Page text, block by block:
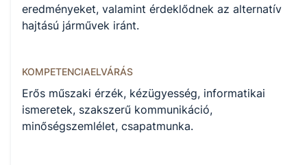
eredményeket, valamint érdeklődnek az alternatív
hajtású járművek iránt.
KOMPETENCIAELVÁRÁS
Erős műszaki érzék, kézügyesség, informatikai
ismeretek, szakszerű kommunikáció,
minőségszemlélet, csapatmunka.